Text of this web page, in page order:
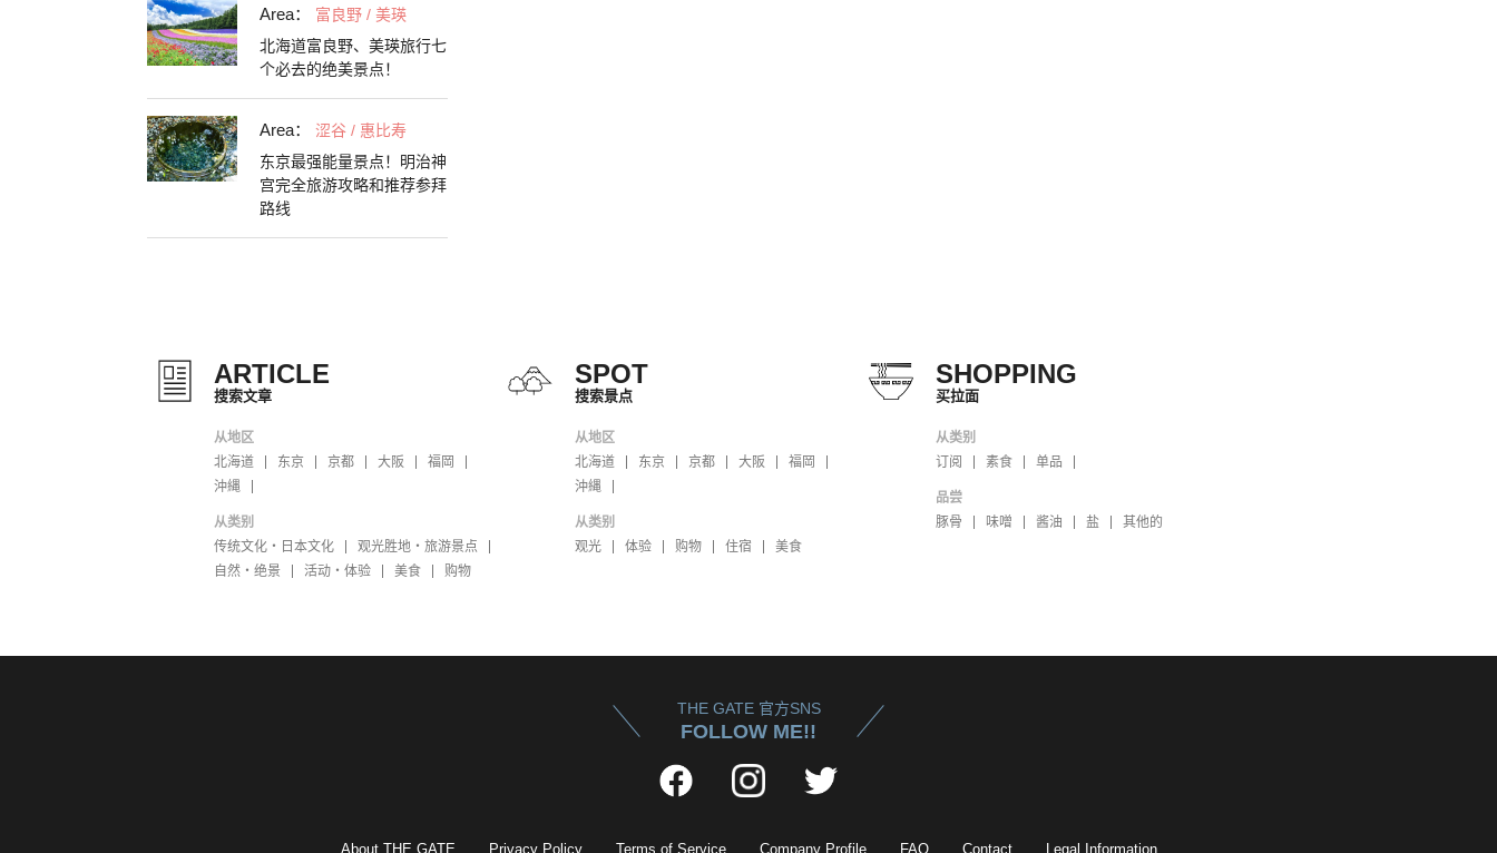
Area：
富良野 / 美瑛
北海道富良野、美瑛旅行七
个必去的绝美景点！
Area：
涩谷 / 惠比寿
东京最强能量景点！明治神
宫完全旅游攻略和推荐参拜
路线
ARTICLE
搜索文章
从地区
北海道
东京 京都 大阪
福岡
沖縄
从类别
传统文化・日本文化
观光胜地・旅游景点
自然・绝景
活动・体验 美食 购物
SPOT
搜索景点
从地区
北海道
东京 京都 大阪
福岡
沖縄
从类别
观光
体验 购物 住宿 美食
SHOPPING
买拉面
从类别
订阅
素食 单品
品尝
豚骨
味噌 酱油 盐 其他的
THE GATE 官方SNS
FOLLOW ME!!
About THE GATE Privacy Policy Terms of Service Company Profile FAQ Contact Legal Information